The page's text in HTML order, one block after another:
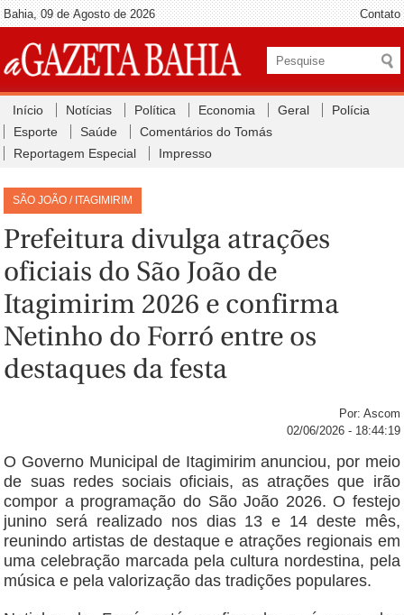
Bahia, 09 de Agosto de 2026 Contato
Início Notícias Política Economia Geral
Polícia
Esporte
Saúde
Comentários do Tomás
Reportagem Especial
Impresso
SÃO JOÃO / ITAGIMIRIM
Prefeitura divulga atrações
oficiais do São João de
Itagimirim 2026 e confirma
Netinho do Forró entre os
destaques da festa
Por: Ascom
02/06/2026 - 18:44:19
O Governo Municipal de Itagimirim anunciou, por meio
de suas redes sociais oficiais, as atrações que irão
compor a programação do São João 2026. O festejo
junino será realizado nos dias 13 e 14 deste mês,
reunindo artistas de destaque e atrações regionais em
uma celebração marcada pela cultura nordestina, pela
música e pela valorização das tradições populares.